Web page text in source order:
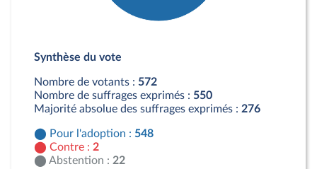
Contre : 2 députés
Synthèse du vote
Nombre de votants : 572
Nombre de suffrages exprimés : 550
Majorité absolue des suffrages exprimés : 276
Pour l'adoption : 548
Contre : 2
Abstention : 22